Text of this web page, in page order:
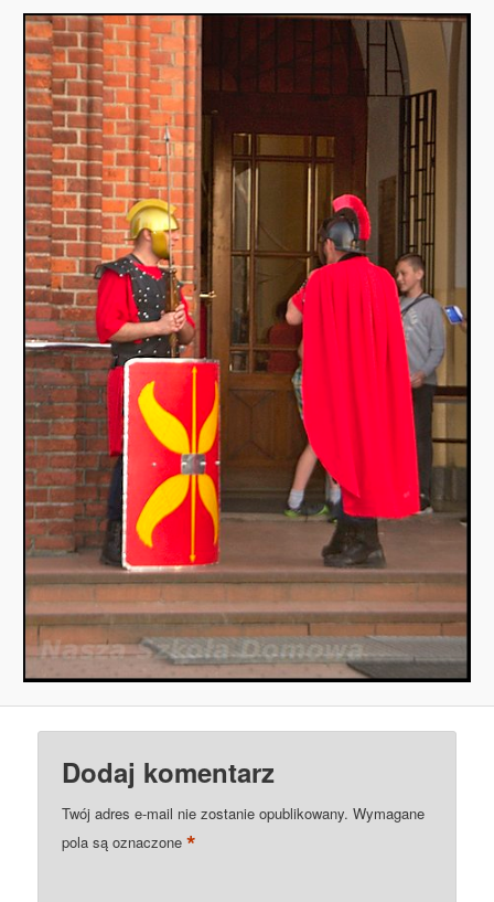
Dodaj komentarz
Twój adres e-mail nie zostanie opublikowany. Wymagane
pola są oznaczone*